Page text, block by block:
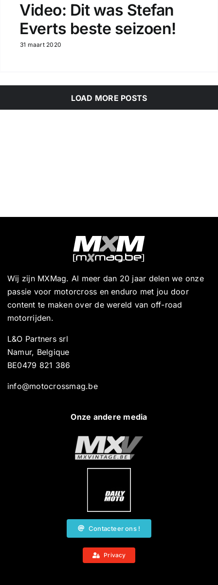
Video: Dit was Stefan
Everts beste seizoen!
31 maart 2020
LOAD MORE POSTS
Wij zijn MXMag. Al meer dan 20 jaar delen we onze
passie voor motorcross en enduro met jou door
content te maken over de wereld van off-road
motorrijden.
L&O Partners srl
Namur, Belgique
BE0479 821 386
info@motocrossmag.be
Onze andere media
Contacteer ons !
Privacy